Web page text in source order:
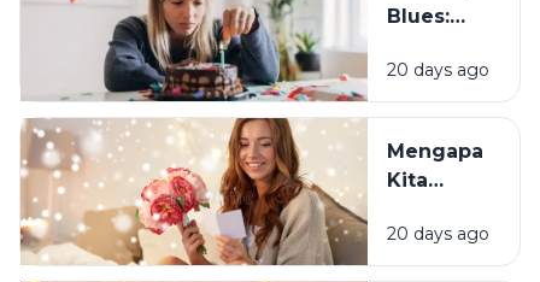
Blues:
Sebagian
Orang
Merasa
Sedih Saat
Tahun?
20 days ago
Mengapa
Kita
Mendapat
Ucapan
20 days ago